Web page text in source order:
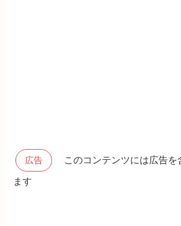
広告 このコンテンツには広告を
ます